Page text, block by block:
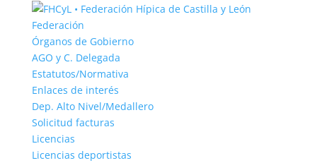
Federación
Órganos de Gobierno
AGO y C. Delegada
Estatutos/Normativa
Enlaces de interés
Dep. Alto Nivel/Medallero
Solicitud facturas
Licencias
Licencias deportistas